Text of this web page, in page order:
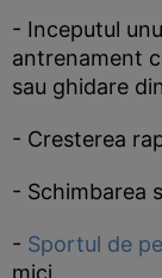
- Inceputul
antrenament
sau ghidare
- Cresterea
- Schimbarea
- Sportul de
mici